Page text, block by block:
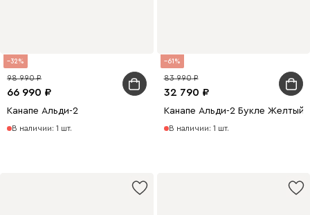
32
66 990
98 990
Канапе Альди-2
В наличии: 1 шт.
61
32 790
83 990
Канапе Альди-2 Букле Желтый
В наличии: 1 шт.